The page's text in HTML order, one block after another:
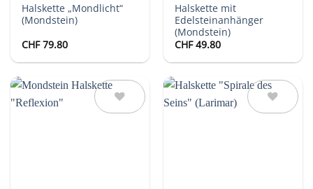
Halskette „Mondlicht“
(Mondstein)
CHF79.80
Halskette mit
Edelsteinanhänger
(Mondstein)
CHF49.80